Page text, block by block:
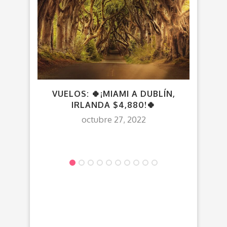
VUELOS: 🍀¡MIAMI A DUBLÍN,
IRLANDA $4,880!🍀
octubre 27, 2022